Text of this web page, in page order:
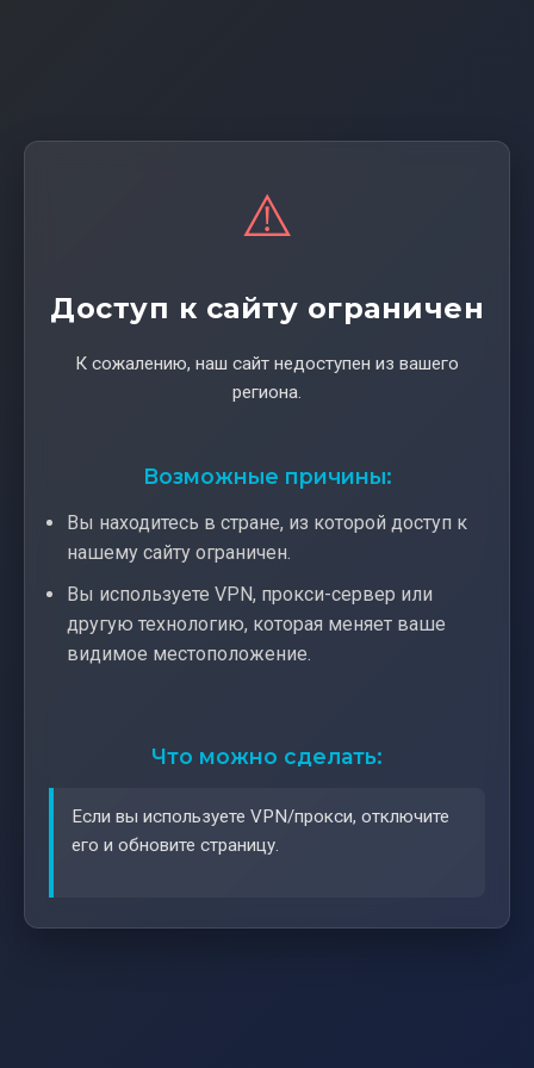
⚠️
Доступ к сайту ограничен
К сожалению, наш сайт недоступен из вашего
региона.
Возможные причины:
Вы находитесь в стране, из которой доступ к
нашему сайту ограничен.
Вы используете VPN, прокси-сервер или
другую технологию, которая меняет ваше
видимое местоположение.
Что можно сделать:
Если вы используете VPN/прокси, отключите
его и обновите страницу.